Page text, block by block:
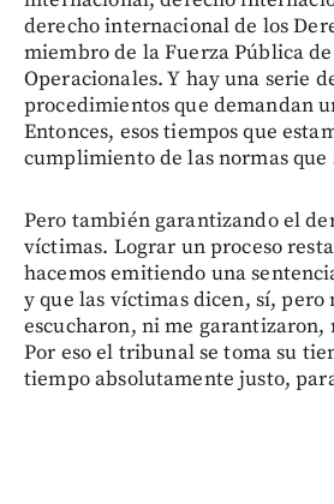
derecho internacional de los
miembro de la Fuerza Pública
Operacionales. Y hay una serie
procedimientos que demandan
Entonces, esos tiempos que
cumplimiento de las normas que
Pero también garantizando el
víctimas. Lograr un proceso
hacemos emitiendo una
y que las víctimas dicen, sí, pero
escucharon, ni me garantizaron,
Por eso el tribunal se toma su
tiempo absolutamente justo,